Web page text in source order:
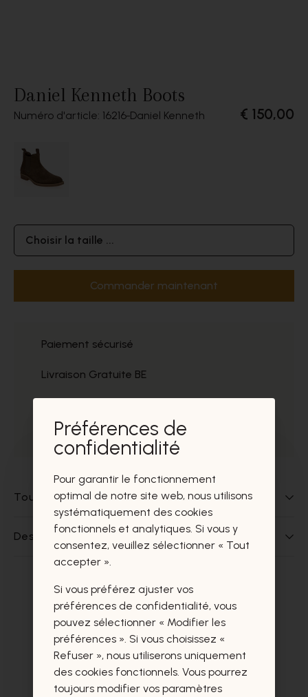
Daniel Kenneth Boots
Numéro d'article: 16216 Daniel Kenneth € 150,00
Choisir la taille ...
Commander maintenant
Paiement sécurisé
Livraison Gratuite BE
Prélèvement gratuit
Tout sur ce produit
Des questions sur ce produit?
Ces produits vous intéresseront
certainement aussi.
Préférences de
confidentialité
Pour garantir le fonctionnement
optimal de notre site web, nous utilisons
systématiquement des cookies
fonctionnels et analytiques. Si vous y
consentez, veuillez sélectionner « Tout
accepter ».
Si vous préférez ajuster vos
préférences de confidentialité, vous
pouvez sélectionner « Modifier les
préférences ». Si vous choisissez «
Refuser », nous utiliserons uniquement
des cookies fonctionnels. Vous pourrez
toujours modifier vos paramètres